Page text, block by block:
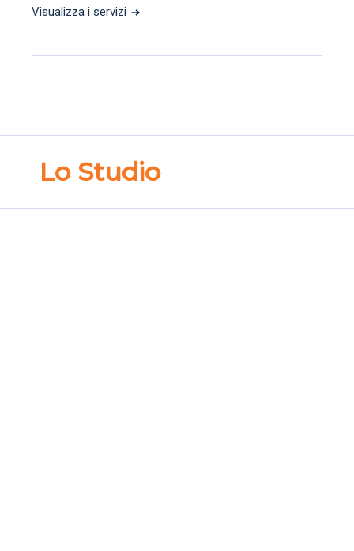
Visualizza i servizi
Lo Studio